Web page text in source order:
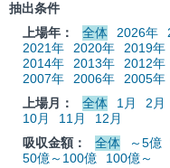
抽出条件
上場年：
全体 2026年
2021年
2020年 2019年
2014年
2013年 2012年
2007年
2006年 2005年
上場月：
全体 1月 2月
10月
11月
12月
吸収金額：
全体 ～5億
50億～100億
100億～